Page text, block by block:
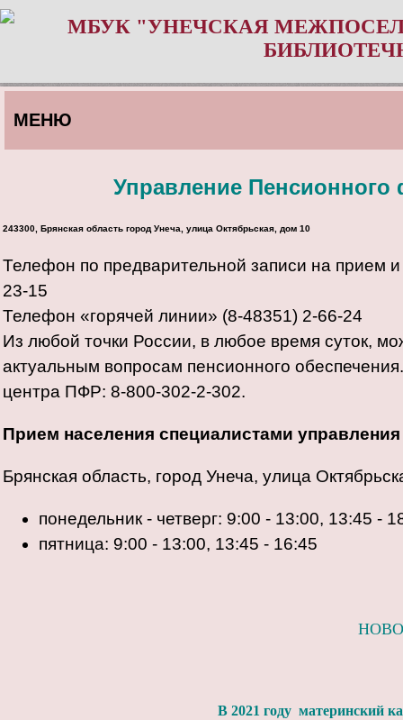
МБУК "УНЕЧСКАЯ
МЕНЮ
Управление
243300, Брянская область город Унеча, улица Октябрьская, дом 10
Телефон по предварительной записи на прием
23-15
Телефон «горячей линии» (8-48351) 2-66-24
Из любой точки России, в любое время суток,
актуальным вопросам пенсионного
центра ПФР: 8-800-302-2-302.
Прием населения специалистами
Брянская область, город Унеча, улица
понедельник - четверг: 9:00 - 13:00, 13:45 -
пятница: 9:00 - 13:00, 13:45 - 16:45
В 2021 году материнский